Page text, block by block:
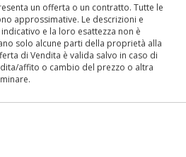
un offerta o un contratto. Tutte le
approssimative. Le descrizioni e
e la loro esattezza non è
solo alcune parti della proprietà alla
di Vendita è valida salvo in caso di
affito o cambio del prezzo o altra